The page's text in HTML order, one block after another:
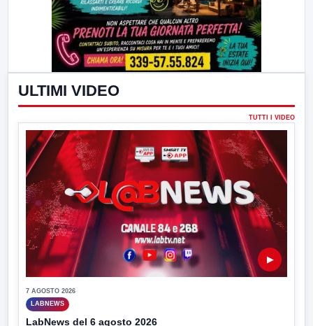
ULTIMI VIDEO
TUTTI I VIDEO
▶
7 AGOSTO 2026
LABNEWS
LabNews del 6 agosto 2026